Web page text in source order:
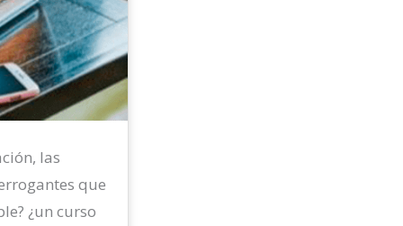
las
que
¿un curso